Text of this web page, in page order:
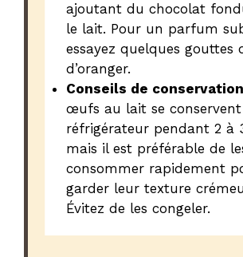
ajoutant du chocolat
le lait. Pour un parfum
essayez quelques gouttes
d’oranger.
Conseils de conservation
œufs au lait se conservent
réfrigérateur pendant 2 à
mais il est préférable de
consommer rapidement
garder leur texture
Évitez de les congeler.